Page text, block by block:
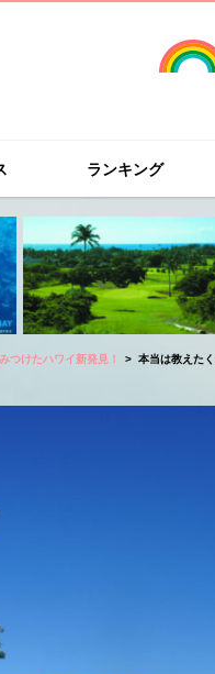
ランキング
つけたハワイ新発見！ 本当は教えた